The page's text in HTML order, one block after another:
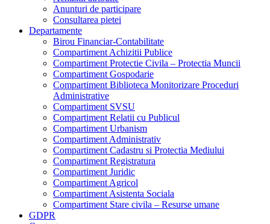
Anunturi de participare
Consultarea pietei
Departamente
Birou Financiar-Contabilitate
Compartiment Achizitii Publice
Compartiment Protectie Civila – Protectia Muncii
Compartiment Gospodarie
Compartiment Biblioteca Monitorizare Proceduri
Administrative
Compartiment SVSU
Compartiment Relatii cu Publicul
Compartiment Urbanism
Compartiment Administrativ
Compartiment Cadastru si Protectia Mediului
Compartiment Registratura
Compartiment Juridic
Compartiment Agricol
Compartiment Asistenta Sociala
Compartiment Stare civila – Resurse umane
GDPR